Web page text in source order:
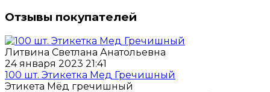
Отзывы покупателей
Литвина Светлана Анатольевна
24 января 2023 21:41
100 шт. Этикетка Мед Гречишный
Этикета Мёд гречишный